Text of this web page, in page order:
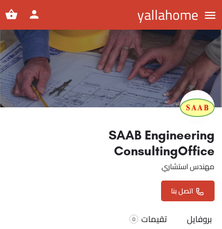
yallahome
SAAB Engineering
ConsultingOffice
مهندس استشاري
اتصل بنا
بروفايل تقيمات 0